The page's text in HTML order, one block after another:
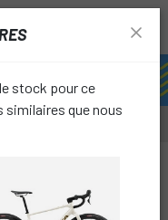
stock pour ce
similaires que nous